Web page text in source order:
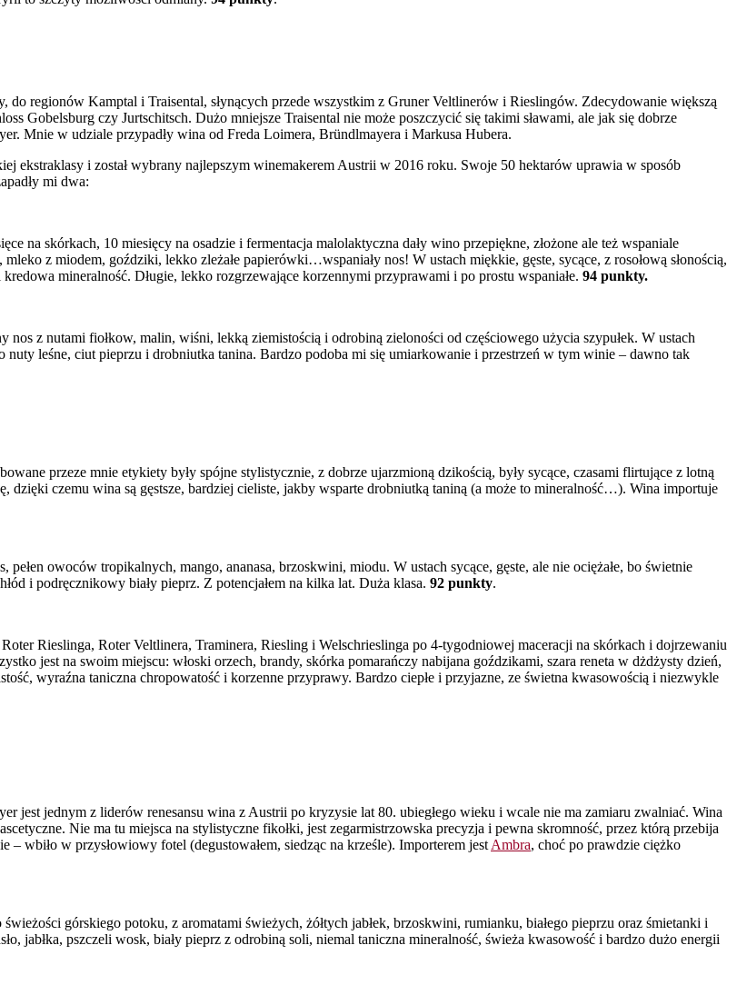
regionów Kamptal i Traisental, słynących przede wszystkim z Gruner Veltlinerów i Rieslingów. Zdecydowanie większą
Gobelsburg czy Jurtschitsch. Dużo mniejsze Traisental nie może poszczycić się takimi sławami, ale jak się dobrze
Mnie w udziale przypadły wina od Freda Loimera, Bründlmayera i Markusa Hubera.
ekstraklasy i został wybrany najlepszym winemakerem Austrii w 2016 roku. Swoje 50 hektarów uprawia w sposób
mi dwa:
na skórkach, 10 miesięcy na osadzie i fermentacja malolaktyczna dały wino przepiękne, złożone ale też wspaniale
z miodem, goździki, lekko zleżałe papierówki…wspaniały nos! W ustach miękkie, gęste, sycące, z rosołową słonością,
mineralność. Długie, lekko rozgrzewające korzennymi przyprawami i po prostu wspaniałe. 94 punkty.
nos z nutami fiołkow, malin, wiśni, lekką ziemistością i odrobiną zieloności od częściowego użycia szypułek. W ustach
leśne, ciut pieprzu i drobniutka tanina. Bardzo podoba mi się umiarkowanie i przestrzeń w tym winie – dawno tak
przeze mnie etykiety były spójne stylistycznie, z dobrze ujarzmioną dzikością, były sycące, czasami flirtujące z lotną
dzięki czemu wina są gęstsze, bardziej cieliste, jakby wsparte drobniutką taniną (a może to mineralność…). Wina importuje
pełen owoców tropikalnych, mango, ananasa, brzoskwini, miodu. W ustach sycące, gęste, ale nie ociężałe, bo świetnie
i podręcznikowy biały pieprz. Z potencjałem na kilka lat. Duża klasa. 92 punkty.
Rieslinga, Roter Veltlinera, Traminera, Riesling i Welschrieslinga po 4-tygodniowej maceracji na skórkach i dojrzewaniu
jest na swoim miejscu: włoski orzech, brandy, skórka pomarańczy nabijana goździkami, szara reneta w dżdżysty dzień,
wyraźna taniczna chropowatość i korzenne przyprawy. Bardzo ciepłe i przyjazne, ze świetna kwasowością i niezwykle
jest jednym z liderów renesansu wina z Austrii po kryzysie lat 80. ubiegłego wieku i wcale nie ma zamiaru zwalniać. Wina
Nie ma tu miejsca na stylistyczne fikołki, jest zegarmistrzowska precyzja i pewna skromność, przez którą przebija
wbiło w przysłowiowy fotel (degustowałem, siedząc na krześle). Importerem jestAmbra, choć po prawdzie ciężko
górskiego potoku, z aromatami świeżych, żółtych jabłek, brzoskwini, rumianku, białego pieprzu oraz śmietanki i
jabłka, pszczeli wosk, biały pieprz z odrobiną soli, niemal taniczna mineralność, świeża kwasowość i bardzo dużo energii